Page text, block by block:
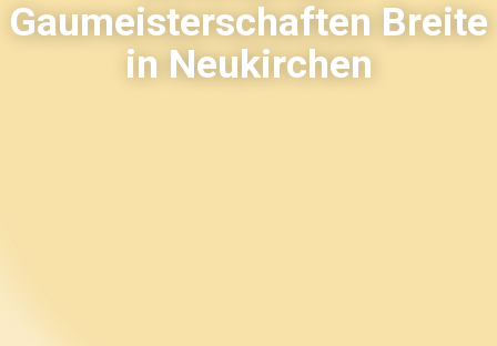
Gaumeisterschaften Breite
in Neukirchen